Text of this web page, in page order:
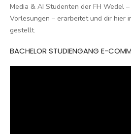
Media & AI Studenten der FH Wedel
Vorlesungen – erarbeitet und dir hier
gestellt.
BACHELOR STUDIENGANG E-